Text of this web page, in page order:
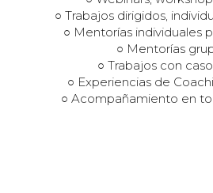
○ Trabajos dirigidos,
○ Mentorías individuales
○ Mentorías
○ Trabajos con
○ Experiencias de
○ Acompañamiento en